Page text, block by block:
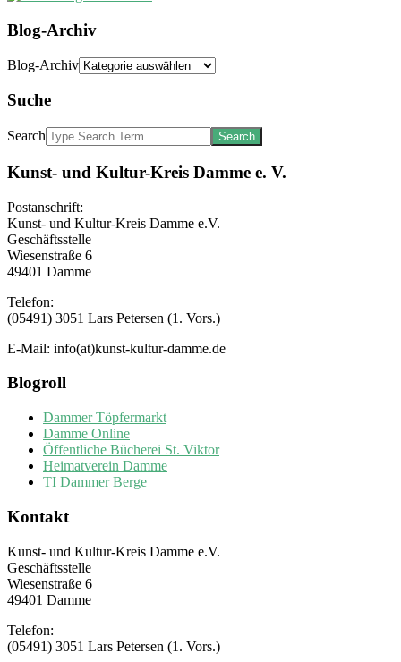
Blog-Archiv
Blog-Archiv
Suche
Search
Kunst- und Kultur-Kreis Damme e. V.
Postanschrift:
Kunst- und Kultur-Kreis Damme e.V.
Geschäftsstelle
Wiesenstraße 6
49401 Damme
Telefon:
(05491) 3051 Lars Petersen (1. Vors.)
E-Mail: info(at)kunst-kultur-damme.de
Blogroll
Dammer Töpfermarkt
Damme Online
Öffentliche Bücherei St. Viktor
Heimatverein Damme
TI Dammer Berge
Kontakt
Kunst- und Kultur-Kreis Damme e.V.
Geschäftsstelle
Wiesenstraße 6
49401 Damme
Telefon:
(05491) 3051 Lars Petersen (1. Vors.)